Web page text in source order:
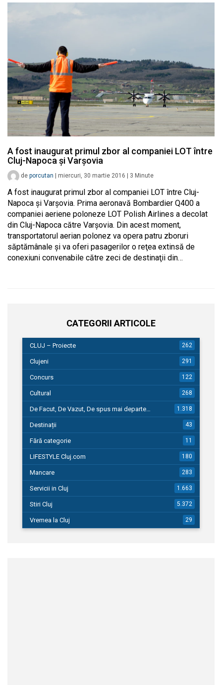
A fost inaugurat primul zbor al companiei LOT între
Cluj-Napoca și Varșovia
de porcutan miercuri, 30 martie 2016 3 Minute
A fost inaugurat primul zbor al companiei LOT între Cluj-
Napoca și Varșovia. Prima aeronavă Bombardier Q400 a
companiei aeriene poloneze LOT Polish Airlines a decolat
din Cluj-Napoca către Varşovia. Din acest moment,
transportatorul aerian polonez va opera patru zboruri
săptămânale şi va oferi pasagerilor o reţea extinsă de
conexiuni convenabile către zeci de destinaţii din…
CATEGORII ARTICOLE
CLUJ – Proiecte 262
Clujeni 291
Concurs 122
Cultural 268
De Facut, De Vazut, De spus mai departe… 1.318
Destinații 43
Fără categorie 11
LIFESTYLE Cluj.com 180
Mancare 283
Servicii in Cluj 1.663
Stiri Cluj 5.372
Vremea la Cluj 29